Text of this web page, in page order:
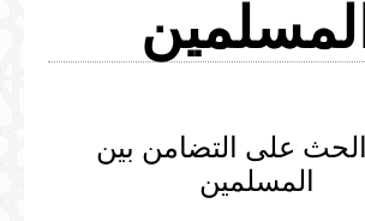
المسلمين
على التضامن بين
المسلمين